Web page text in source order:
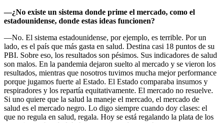
—¿No existe un sistema donde prime el mercado, como el
estadounidense, donde estas ideas funcionen?
—No. El sistema estadounidense, por ejemplo, es terrible. Por un
lado, es el país que más gasta en salud. Destina casi 18 puntos de su
PBI. Sobre eso, los resultados son pésimos. Sus indicadores de salud
son malos. En la pandemia dejaron suelto al mercado y se vieron los
resultados, mientras que nosotros tuvimos mucha mejor performance
porque jugamos fuerte al Estado. El Estado comparaba insumos y
respiradores y los repartía equitativamente. El mercado no resuelve.
Si uno quiere que la salud la maneje el mercado, el mercado de
salud es el mercado negro. Lo digo siempre cuando doy clases: el
que no regula en salud, regala. Hoy se está regalando la plata de los